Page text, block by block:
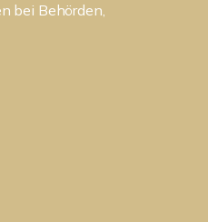
bei Behörden,